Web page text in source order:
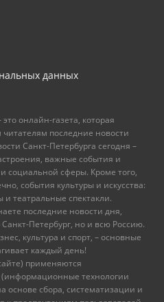
данных
онлайн-газета, которая
последние новости
Санкт-Петербурга сегодня –
важные события и
социальной сферы. Кроме того,
события культуры и искусства:
театральные спектакли.
последние новости дня,
Петербург, но и всю Россию.
культура и спорт, – основные
каждый день!
применяются
технологии
основе сбора, систематизации и